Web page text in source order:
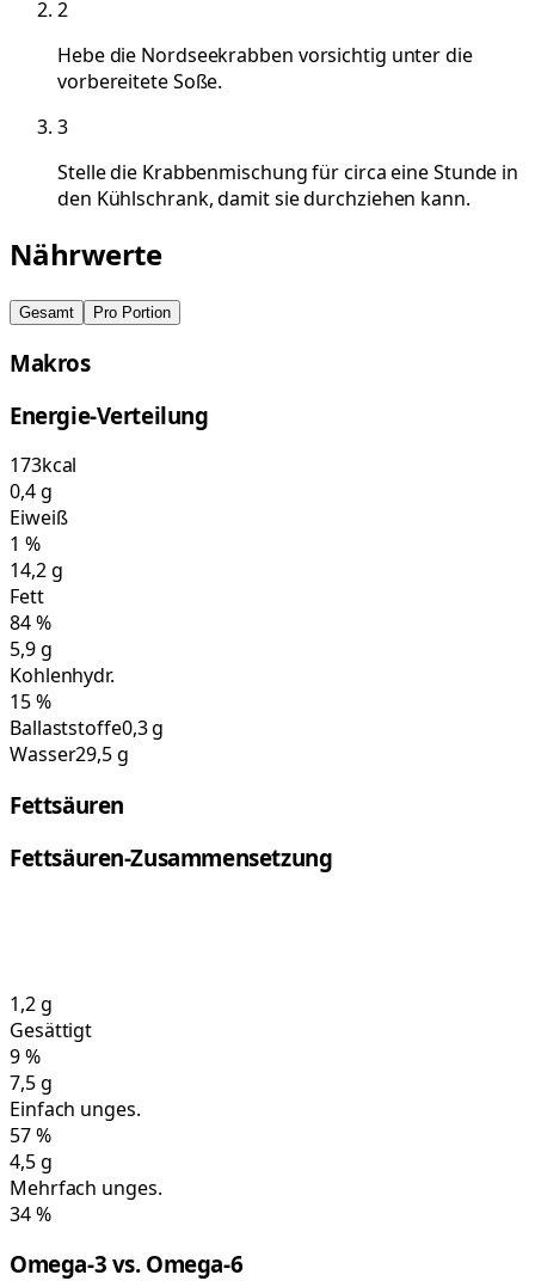
2
Hebe die Nordseekrabben vorsichtig unter die
vorbereitete Soße.
3
Stelle die Krabbenmischung für circa eine Stunde in
den Kühlschrank, damit sie durchziehen kann.
Nährwerte
Gesamt Pro Portion
Makros
Energie-Verteilung
173kcal
0,4g
Eiweiß
1 %
14,2g
Fett
84%
5,9g
Kohlenhydr.
15%
Ballaststoffe0,3 g
Wasser29,5 g
Fettsäuren
Fettsäuren-Zusammensetzung
1,2g
Gesättigt
9%
7,5g
Einfach unges.
57%
4,5g
Mehrfach unges.
34%
Omega-3 vs. Omega-6